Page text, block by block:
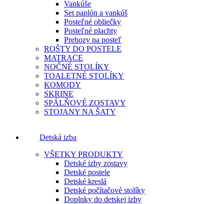
Vankúše
Set paplón a vankúš
Posteľné obliečky
Posteľné plachty
Prehozy na posteľ
ROŠTY DO POSTELE
MATRACE
NOČNÉ STOLÍKY
TOALETNÉ STOLÍKY
KOMODY
SKRINE
SPÁLŇOVÉ ZOSTAVY
STOJANY NA ŠATY
Detská izba
VŠETKY PRODUKTY
Detské izby zostavy
Detské postele
Detské kreslá
Detské počítačové stolíky
Doplnky do detskej izby